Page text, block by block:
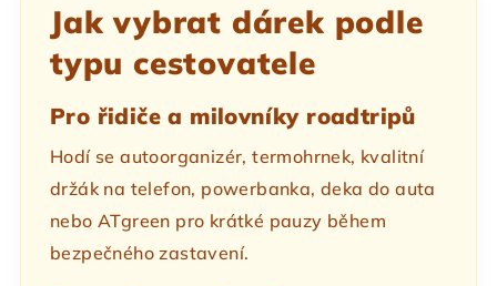
Jak vybrat dárek podle
typu cestovatele
Pro řidiče a milovníky roadtripů
Hodí se autoorganizér, termohrnek, kvalitní
držák na telefon, powerbanka, deka do auta
nebo ATgreen pro krátké pauzy během
bezpečného zastavení.